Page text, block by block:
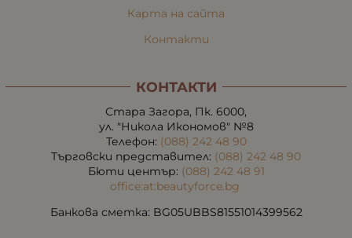
Карта на сайта
Контакти
КОНТАКТИ
Стара Загора, Пк. 6000,
ул. "Никола Икономов" №8
Телефон: (088) 242 48 90
Търговски представител: (088) 242 48 90
Бюти център: (088) 242 48 91
office:at:beautyforce.bg
Банкова сметка: BG05UBBS81551014399562